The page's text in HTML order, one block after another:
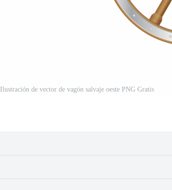
Ilustración de vector de vagón salvaje oeste PNG Gratis